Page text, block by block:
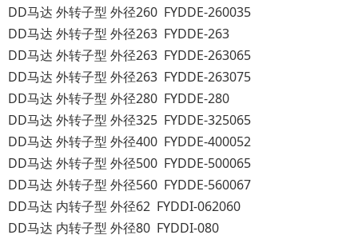
DD马达 外转子型 外径260 FYDDE-260035
DD马达 外转子型 外径263 FYDDE-263
DD马达 外转子型 外径263 FYDDE-263065
DD马达 外转子型 外径263 FYDDE-263075
DD马达 外转子型 外径280 FYDDE-280
DD马达 外转子型 外径325 FYDDE-325065
DD马达 外转子型 外径400 FYDDE-400052
DD马达 外转子型 外径500 FYDDE-500065
DD马达 外转子型 外径560 FYDDE-560067
DD马达 内转子型 外径62 FYDDI-062060
DD马达 内转子型 外径80 FYDDI-080